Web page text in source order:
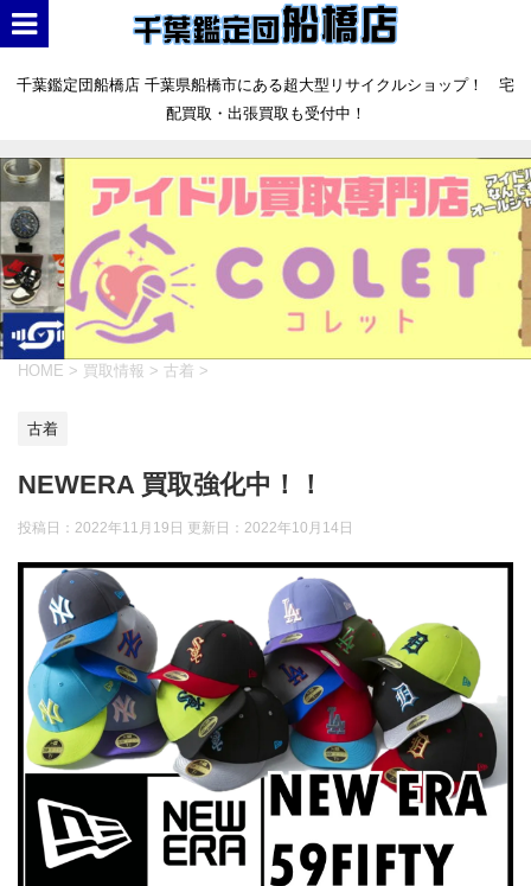
千葉鑑定団船橋店 千葉県船橋市にある超大型リサイクルショップ！ 宅
配買取・出張買取も受付中！
HOME > 買取情報 > 古着 >
古着
NEWERA 買取強化中！！
投稿日：2022年11月19日 更新日： 2022年10月14日